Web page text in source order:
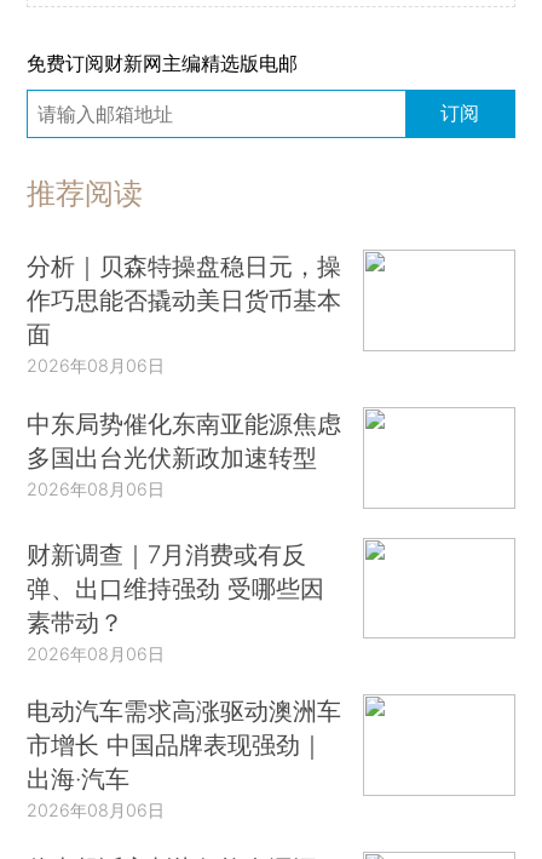
免费订阅财新网主编精选版电邮
订阅
推荐阅读
分析｜贝森特操盘稳日元，操
作巧思能否撬动美日货币基本
面
2026年08月06日
中东局势催化东南亚能源焦虑
多国出台光伏新政加速转型
2026年08月06日
财新调查｜7月消费或有反
弹、出口维持强劲 受哪些因
素带动？
2026年08月06日
电动汽车需求高涨驱动澳洲车
市增长 中国品牌表现强劲｜
出海·汽车
2026年08月06日